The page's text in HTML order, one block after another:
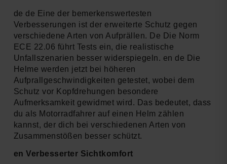
de de Eine der bemerkenswertesten
Verbesserungen ist der erweiterte Schutz gegen
verschiedene Arten von Aufprällen. De Die Norm
ECE 22.06 führt Tests ein, die realistische
Unfallszenarien besser widerspiegeln. en de Die
Helme werden jetzt bei höheren
Aufprallgeschwindigkeiten getestet, wobei dem
Schutz vor Kopfdrehungen besondere
Aufmerksamkeit gewidmet wird. Das bedeutet, dass
du als Motorradfahrer auf einen Helm zählen
kannst, der dich bei verschiedenen Arten von
Zusammenstößen besser schützt.
en Verbesserter Sichtkomfort